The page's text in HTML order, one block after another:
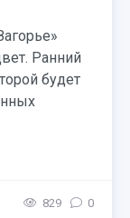
Ранний
будет
829 0